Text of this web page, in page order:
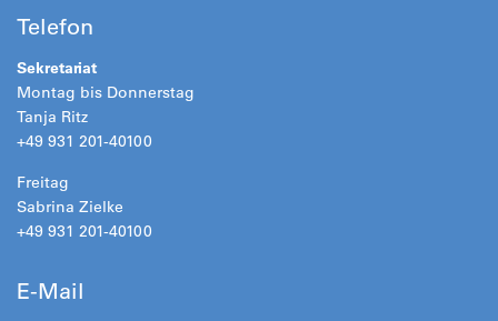
Telefon
Sekretariat
Montag bis Donnerstag
Tanja Ritz
+49 931 201-40100
Freitag
Sabrina Zielke
+49 931 201-40100
E-Mail